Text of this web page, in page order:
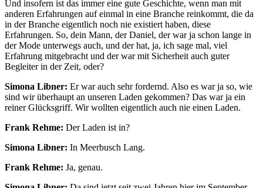
Und insofern ist das immer eine gute Geschichte, wenn man mit
anderen Erfahrungen auf einmal in eine Branche reinkommt, die da
in der Branche eigentlich noch nie existiert haben, diese
Erfahrungen. So, dein Mann, der Daniel, der war ja schon lange in
der Mode unterwegs auch, und der hat, ja, ich sage mal, viel
Erfahrung mitgebracht und der war mit Sicherheit auch guter
Begleiter in der Zeit, oder?
Simona Libner: Er war auch sehr fordernd. Also es war ja so, wie
sind wir überhaupt an unseren Laden gekommen? Das war ja ein
reiner Glücksgriff. Wir wollten eigentlich auch nie einen Laden.
Frank Rehme: Der Laden ist in?
Simona Libner: In Meerbusch Lang.
Frank Rehme: Ja, genau.